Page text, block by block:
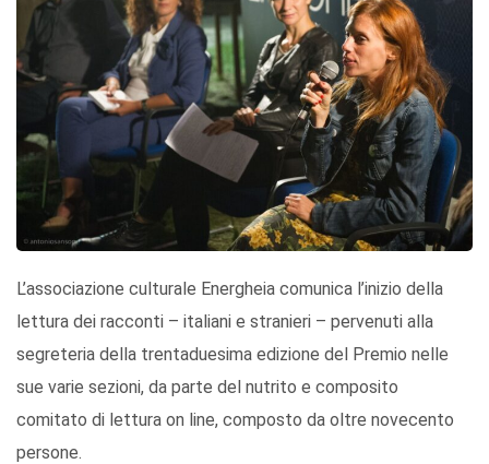
L’associazione culturale Energheia comunica l’inizio della
lettura dei racconti – italiani e stranieri – pervenuti alla
segreteria della trentaduesima edizione del Premio nelle
sue varie sezioni, da parte del nutrito e composito
comitato di lettura on line, composto da oltre novecento
persone.